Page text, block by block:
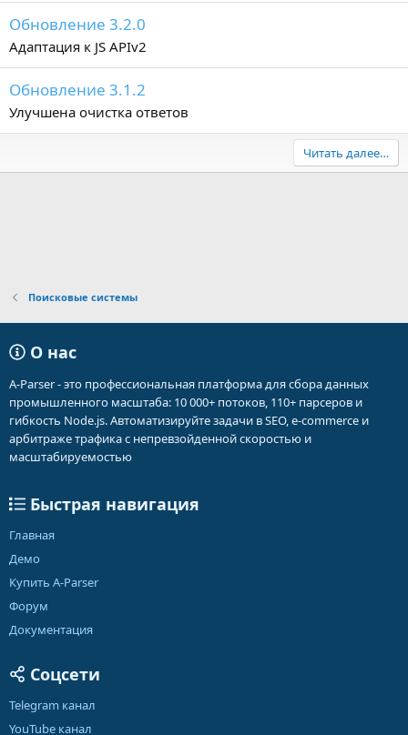
Обновление 3.2.0
Адаптация к JS APIv2
Обновление 3.1.2
Улучшена очистка ответов
Читать далее…
Поисковые системы
О нас
A-Parser - это профессиональная платформа для сбора данных
промышленного масштаба: 10 000+ потоков, 110+ парсеров и
гибкость Node.js. Автоматизируйте задачи в SEO, e-commerce и
арбитраже трафика с непревзойденной скоростью и
масштабируемостью
Быстрая навигация
Главная
Демо
Купить A-Parser
Форум
Документация
Соцсети
Telegram канал
YouTube канал